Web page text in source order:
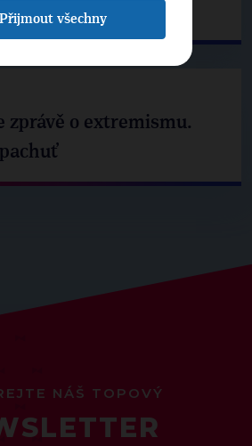
zprávě o extremismu.
NÁŠ TOPOVÝ
Přijmout všechny